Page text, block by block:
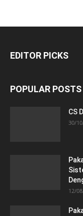
EDITOR PICKS
POPULAR POSTS
CS
30/
12/